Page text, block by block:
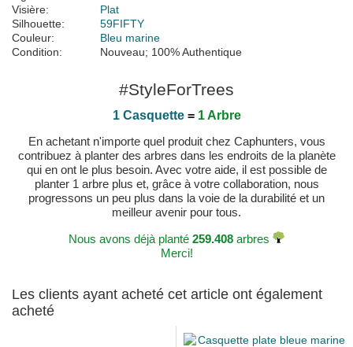
Visière:
Plat
Silhouette:
59FIFTY
Couleur:
Bleu marine
Condition:
Nouveau; 100% Authentique
#StyleForTrees
1 Casquette= 1 Arbre
En achetant n'importe quel produit chez Caphunters, vous
contribuez à planter des arbres dans les endroits de la planète
qui en ont le plus besoin. Avec votre aide, il est possible de
planter 1 arbre plus et, grâce à votre collaboration, nous
progressons un peu plus dans la voie de la durabilité et un
meilleur avenir pour tous.
Nous avons déjà planté 259.408 arbres
Merci!
Les clients ayant acheté cet article ont également
acheté